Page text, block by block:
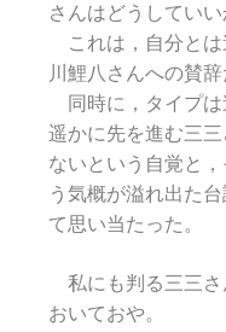
さんはどうしていい
これは，自分とは
川鯉八さんへの賛辞
同時に，タイプは
遥かに先を進む三
ないという自覚と
う気概が溢れ出た
て思い当たった。
私にも判る三三さ
おいておや。